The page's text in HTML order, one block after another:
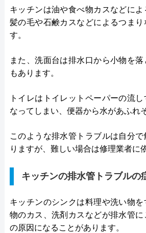
キッチンは油や食べ物カスなどに
髪の毛や石鹸カスなどによるつま
す。
また、洗面台は排水口から小物を
もあります。
トイレはトイレットペーパーの流
なってしまい、便器から水があふれ
このような排水管トラブルは自分
りますが、難しい場合は修理業者に
キッチンの排水管トラブルの
キッチンのシンクは料理や洗い物
物のカス、洗剤カスなどが排水管に
の原因になることがあります。